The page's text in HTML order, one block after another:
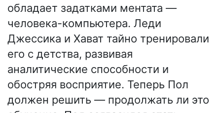
обладает задатками ментата —
человека-компьютера. Леди
Джессика и Хават тайно тренировали
его с детства, развивая
аналитические способности и
обостряя восприятие. Теперь Пол
должен решить — продолжать ли это